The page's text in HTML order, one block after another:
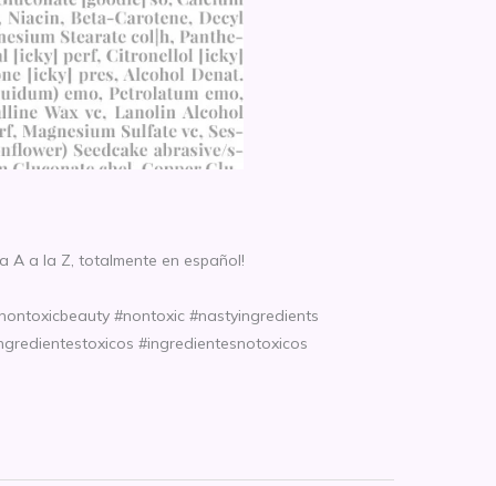
A a la Z, totalmente en español!
#nontoxic #nastyingredients
#ingredientesnotoxicos